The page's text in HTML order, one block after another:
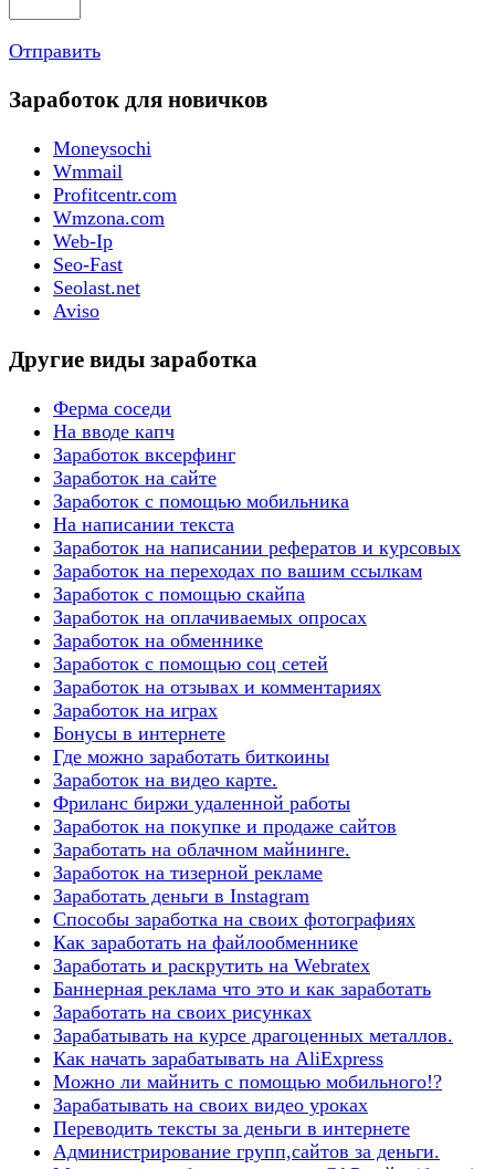
Отправить
Заработок для новичков
Moneysochi
Wmmail
Profitcentr.com
Wmzona.com
Web-Ip
Seo-Fast
Seolast.net
Aviso
Другие виды заработка
Ферма соседи
На вводе капч
Заработок вксерфинг
Заработок на сайте
Заработок с помощью мобильника
На написании текста
Заработок на написании рефератов и курсовых
Заработок на переходах по вашим ссылкам
Заработок с помощью скайпа
Заработок на оплачиваемых опросах
Заработок на обменнике
Заработок с помощью соц сетей
Заработок на отзывах и комментариях
Заработок на играх
Бонусы в интернете
Где можно заработать биткоины
Заработок на видео карте.
Фриланс биржи удаленной работы
Заработок на покупке и продаже сайтов
Заработать на облачном майнинге.
Заработок на тизерной рекламе
Заработать деньги в Instagram
Способы заработка на своих фотографиях
Как заработать на файлообменнике
Заработать и раскрутить на Webratex
Баннерная реклама что это и как заработать
Заработать на своих рисунках
Зарабатывать на курсе драгоценных металлов.
Как начать зарабатывать на AliExpress
Можно ли майнить с помощью мобильного!?
Зарабатывать на своих видео уроках
Переводить тексты за деньги в интернете
Администрирование групп,сайтов за деньги.